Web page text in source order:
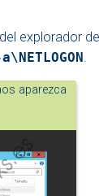
explorador de
.
aparezca